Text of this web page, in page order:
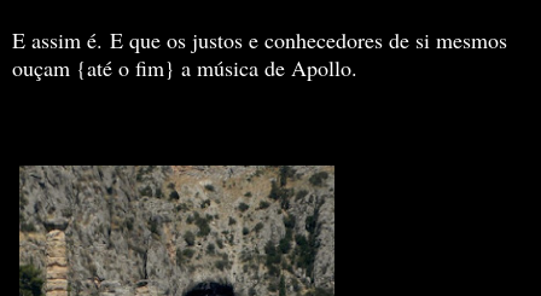
E assim é. E que os justos e conhecedores de si mesmos
ouçam {até o fim} a música de Apollo.